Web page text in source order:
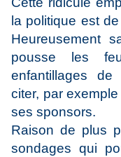
la politique est
Heureusement
pousse les
enfantillages
citer, par
ses sponsors.
Raison de plus
sondages qui